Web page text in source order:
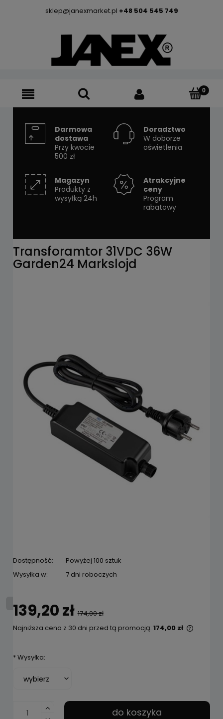
sklep@janexmarket.pl +48 504 545 749
Darmowa
dostawa
Przy kwocie
500 zł
Doradztwo
W doborze
oświetlenia
Magazyn
Produkty z
wysyłką 24h
Atrakcyjne
ceny
Program
rabatowy
Transforamtor 31VDC 36W
Garden24 Markslojd
Dostępność:
Powyżej 100 sztuk
Wysyłka w:
7 dni roboczych
139,20 zł 174,00 zł
Najniższa cena z 30 dni przed tą promocją: 174,00 zł
*Wysyłka:
do koszyka